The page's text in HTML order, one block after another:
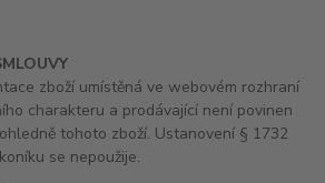
zboží umístěná ve webovém rozhraní
charakteru a prodávající není povinen
tohoto zboží. Ustanovení § 1732
se nepoužije.